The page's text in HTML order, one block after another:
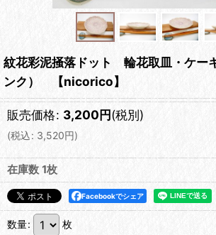
紋花彩泥掻落ドット 輪花取皿・ケー
ンク） 【nicorico】
販売価格: 3,200円(税別)
(税込: 3,520円)
在庫数 1枚
Facebookでシェア
数量: 枚